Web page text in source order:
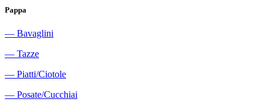
Pappa
― Bavaglini
― Tazze
― Piatti/Ciotole
― Posate/Cucchiai